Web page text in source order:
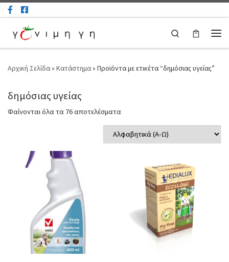
Μετάβαση στο περιεχόμενο
Search
Αρχική Σελίδα» Κατάστημα» Προϊόντα με ετικέτα “δημόσιας υγείας”
δημόσιας υγείας
Φαίνονται όλα τα 76 αποτελέσματα